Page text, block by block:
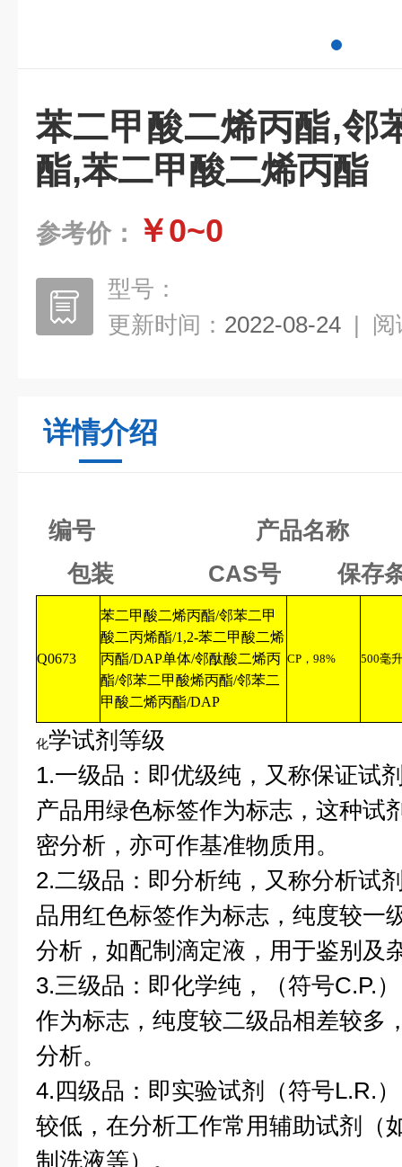
苯二甲酸二烯丙酯,邻
酯,苯二甲酸二烯丙酯
参考价： ￥0~0
型号：
更新时间： 2022-08-24 | 阅
详情介绍
编号
产品
包装 CAS号 保存
Q0673
苯二甲酸二烯丙酯/邻苯二甲
酸二丙烯酯/1,2-苯二甲酸二烯
丙酯/DAP单体/邻酞酸二烯丙
酯/邻苯二甲酸烯丙酯/邻苯二
甲酸二烯丙酯/DAP
CP ， 98% 500毫升
化学试剂等级
1.一级品：即优级纯，又称保证试
产品用绿色标签作为标志，这种试
密分析，亦可作基准物质用。
2.二级品：即分析纯，又称分析试
品用红色标签作为标志，纯度较一
分析，如配制滴定液，用于鉴别及
3.三级品：即化学纯，（符号C.P.
作为标志，纯度较二级品相差较多
分析。
4.四级品：即实验试剂（符号L.R.
较低，在分析工作常用辅助试剂（
制洗液等）。